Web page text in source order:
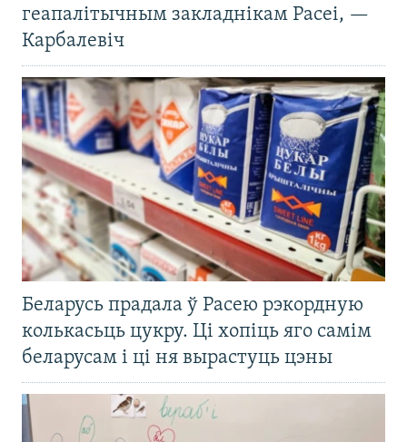
геапалітычным закладнікам Расеі, —
Карбалевіч
Беларусь прадала ў Расею рэкордную
колькасьць цукру. Ці хопіць яго самім
беларусам і ці ня вырастуць цэны